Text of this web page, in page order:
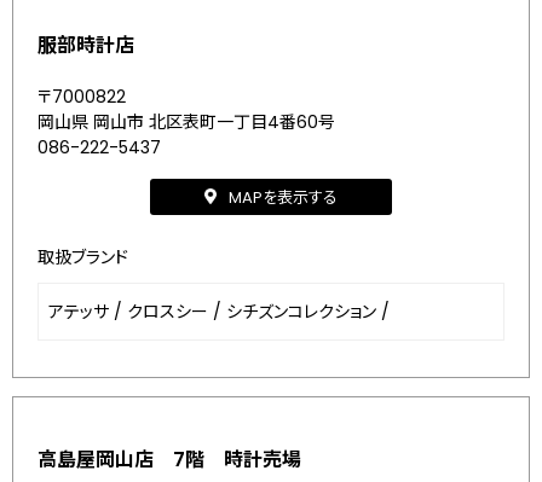
服部時計店
〒7000822
岡山県 岡山市 北区表町一丁目4番60号
086-222-5437
MAPを表示する
取扱ブランド
アテッサ / クロスシー / シチズンコレクション /
高島屋岡山店 7階 時計売場